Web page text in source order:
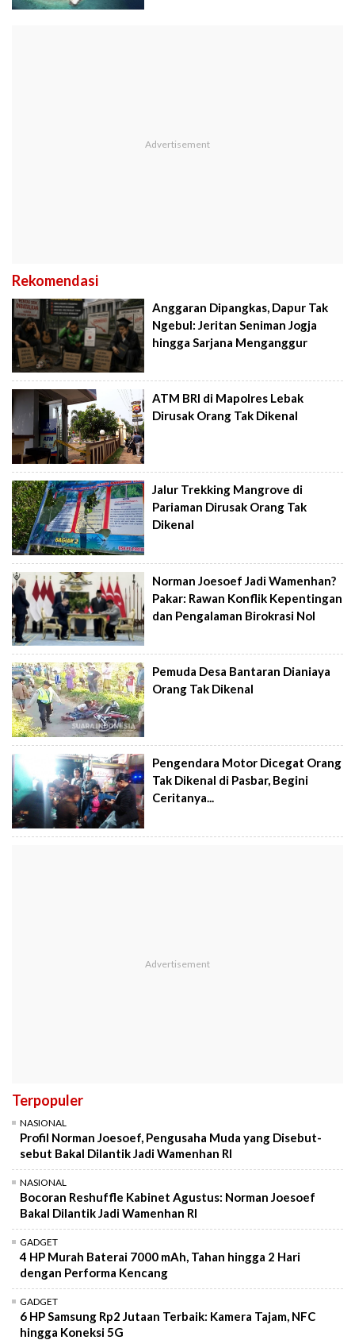
Rekomendasi
Anggaran Dipangkas, Dapur Tak
Ngebul: Jeritan Seniman Jogja
hingga Sarjana Menganggur
ATM BRI di Mapolres Lebak
Dirusak Orang Tak Dikenal
Jalur Trekking Mangrove di
Pariaman Dirusak Orang Tak
Dikenal
Norman Joesoef Jadi Wamenhan?
Pakar: Rawan Konflik Kepentingan
dan Pengalaman Birokrasi Nol
Pemuda Desa Bantaran Dianiaya
Orang Tak Dikenal
Pengendara Motor Dicegat Orang
Tak Dikenal di Pasbar, Begini
Ceritanya...
Terpopuler
NASIONAL
Profil Norman Joesoef, Pengusaha Muda yang Disebut-
sebut Bakal Dilantik Jadi Wamenhan RI
NASIONAL
Bocoran Reshuffle Kabinet Agustus: Norman Joesoef
Bakal Dilantik Jadi Wamenhan RI
GADGET
4 HP Murah Baterai 7000 mAh, Tahan hingga 2 Hari
dengan Performa Kencang
GADGET
6 HP Samsung Rp2 Jutaan Terbaik: Kamera Tajam, NFC
hingga Koneksi 5G